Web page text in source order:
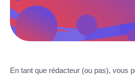
En tant que rédacteur (ou pas), vous